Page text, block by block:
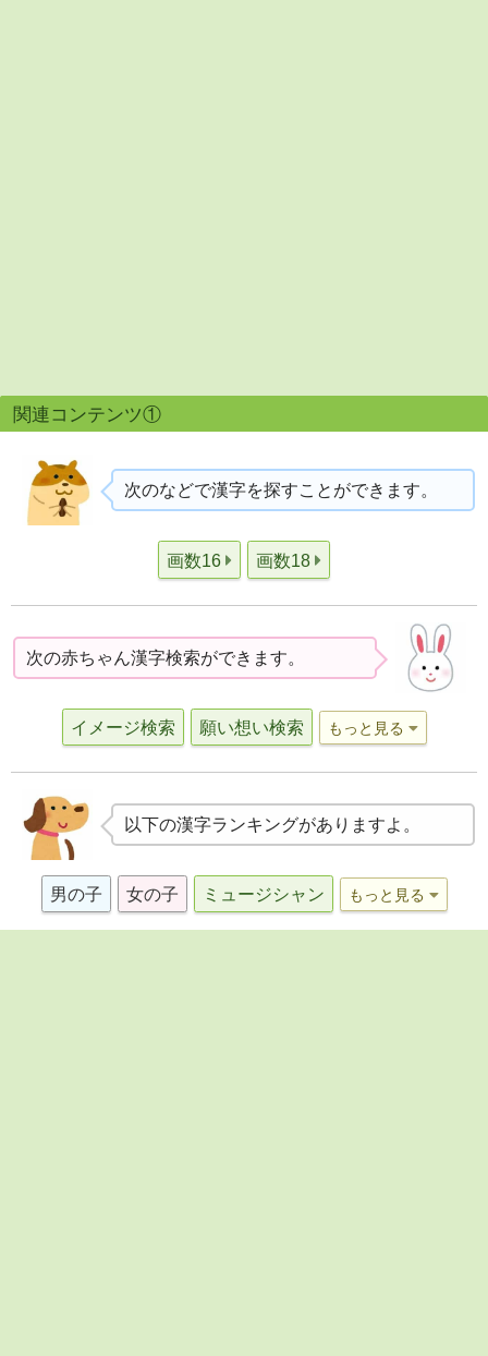
関連コンテンツ①
次のなどで漢字を探すことができます。
画数16 画数18
次の赤ちゃん漢字検索ができます。
イメージ検索 願い想い検索 もっと見る
以下の漢字ランキングがありますよ。
男の子 女の子 ミュージシャン もっと見る